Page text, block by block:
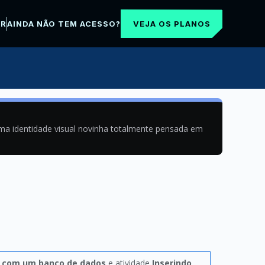
AINDA NÃO TEM ACESSO? VEJA OS PLANOS
identidade visual novinha totalmente pensada em